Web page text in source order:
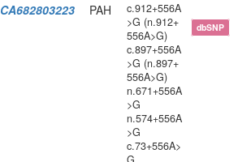
CA682803223 PAH
c.912+556A
>G (n.912+
556A>G)
c.897+556A
>G (n.897+
556A>G)
n.671+556A
>G
n.574+556A
>G
c.73+556A>
dbSNP